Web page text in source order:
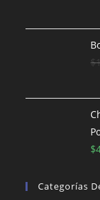
$
$
Categorías